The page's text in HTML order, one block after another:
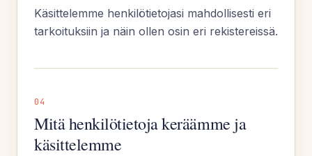
Käsittelemme henkilötietojasi mahdollisesti eri
tarkoituksiin ja näin ollen osin eri rekistereissä.
04
Mitä henkilötietoja keräämme ja
käsittelemme